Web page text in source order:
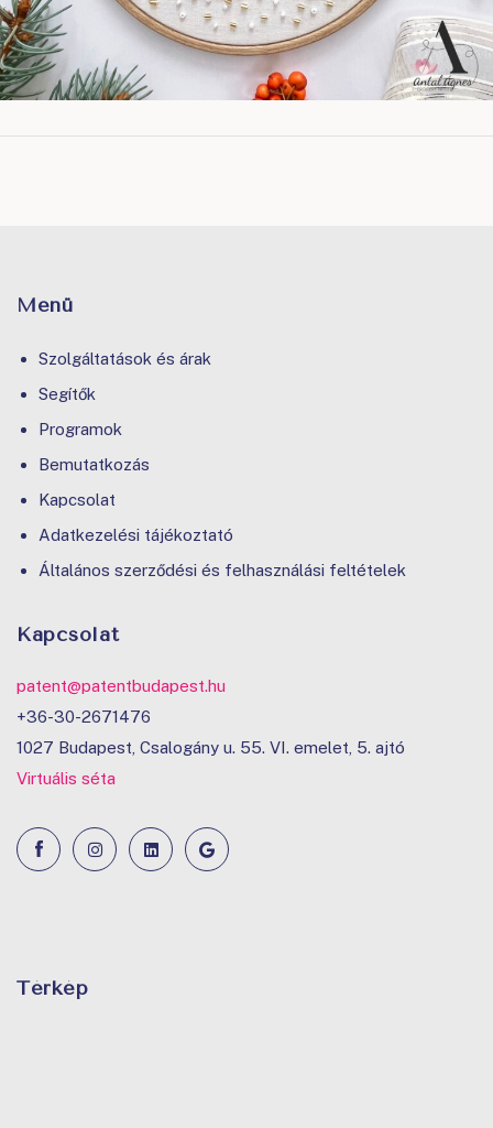
Menü
Szolgáltatások és árak
Segítők
Programok
Bemutatkozás
Kapcsolat
Adatkezelési tájékoztató
Általános szerződési és felhasználási feltételek
Kapcsolat
patent@patentbudapest.hu
+36-30-2671476
1027 Budapest, Csalogány u. 55. VI. emelet, 5. ajtó
Virtuális séta
Térkép